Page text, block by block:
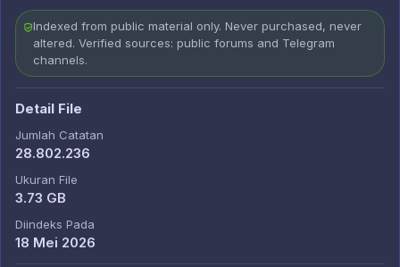
Indexed from public material only. Never purchased, never
altered. Verified sources: public forums and Telegram
channels.
Detail File
Jumlah Catatan
28.802.236
Ukuran File
3.73 GB
Diindeks Pada
18 Mei 2026